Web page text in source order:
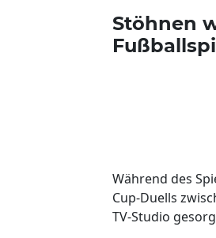
Stöhnen
Während des
Cup-Duells
TV-Studio